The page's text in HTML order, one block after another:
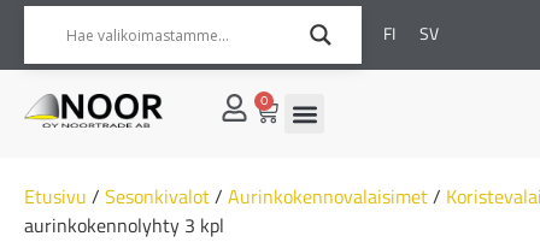
FI SV
0
Etusivu / Sesonkivalot/ Aurinkokennovalaisimet/
aurinkokennolyhty 3 kpl